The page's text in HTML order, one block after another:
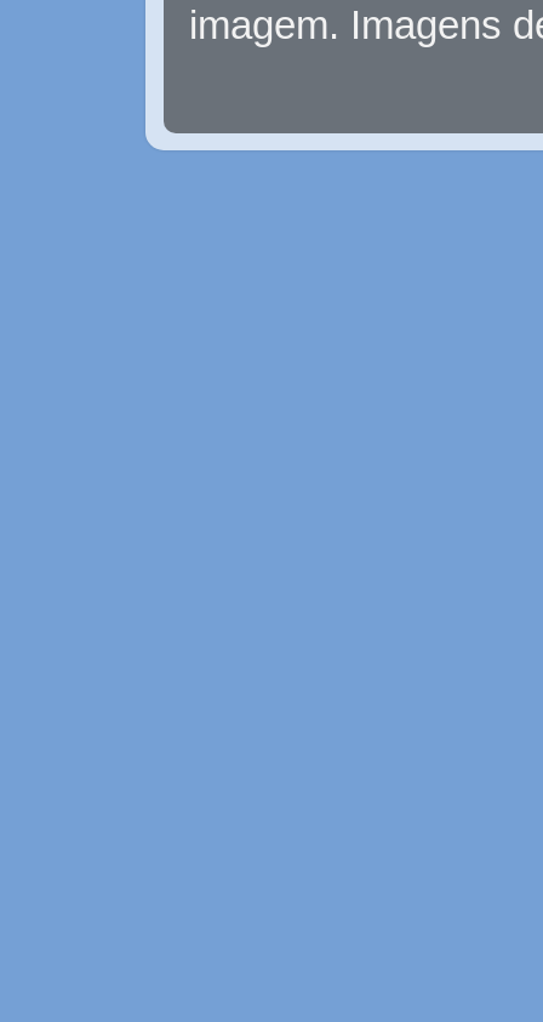
imagem. Imagens